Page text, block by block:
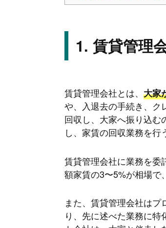
賃貸管理
賃貸管理会社とは、 大家
や、入退去の手続き、ク
回収し、大家へ振り込む
し、家賃の回収業務を行
賃貸管理会社に業務を委
額家賃の3〜5%が相場で
また、賃貸管理会社は
り、先に述べた業務に